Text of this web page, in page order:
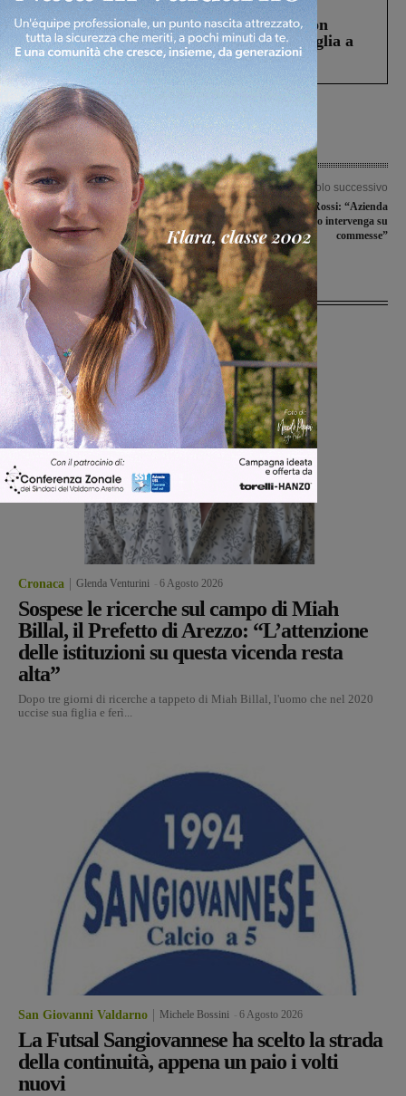
Scomparso da una struttura di Castiglion
Fiorentino l’uomo che aveva ucciso la figlia a
Levane nel 2020
Articolo precedente
Black out, Cresce San Giovanni: “Un
fenomeno che colpisce a macchia di
leopardo”
Articolo successivo
Bekaert, Enrico Rossi: “Azienda
canaglia. Ora governo intervenga su
commesse”
Ultime Notizie
Cronaca Glenda Venturini 6 Agosto 2026
Sospese le ricerche sul campo di Miah
Billal, il Prefetto di Arezzo: “L’attenzione
delle istituzioni su questa vicenda resta
alta”
Dopo tre giorni di ricerche a tappeto di Miah Billal, l'uomo che nel 2020
uccise sua figlia e ferì...
San Giovanni Valdarno Michele Bossini 6 Agosto 2026
La Futsal Sangiovannese ha scelto la strada
della continuità, appena un paio i volti
nuovi